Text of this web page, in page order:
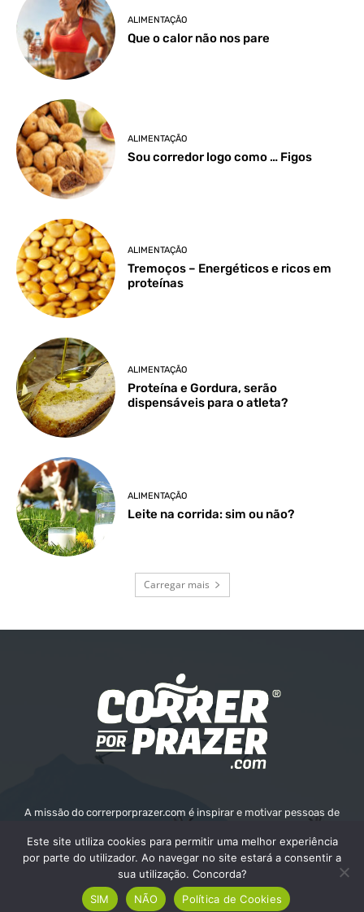
ALIMENTAÇÃO
Que o calor não nos pare
ALIMENTAÇÃO
Sou corredor logo como … Figos
ALIMENTAÇÃO
Tremoços – Energéticos e ricos em
proteínas
ALIMENTAÇÃO
Proteína e Gordura, serão
dispensáveis para o atleta?
ALIMENTAÇÃO
Leite na corrida: sim ou não?
Carregar mais
A missão do correrporprazer.com é inspirar e motivar pessoas de
da corrida. Queremos fornecer informações, recursos e apoio para
ajudar as pessoas a alcançarem os seus objetivos e o seu bem-
estar.
Contate-nos: info@correrporprazer.com
Este site utiliza cookies para permitir uma melhor experiência
por parte do utilizador. Ao navegar no site estará a consentir a
sua utilização. Concorda?
SIM
NÃO Política de Cookies